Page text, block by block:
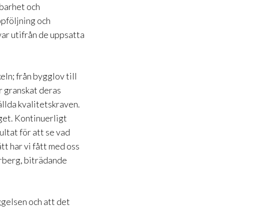
och
och
utifrån de uppsatta
från bygglov till
deras
kvalitetskraven.
Kontinuerligt
för att se vad
har vi fått med oss
biträdande
och att det